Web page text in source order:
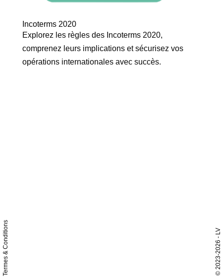
Incoterms 2020
Explorez les règles des Incoterms 2020,
comprenez leurs implications et sécurisez vos
opérations internationales avec succès.
Termes & Conditions ©
2023-2026
- LV